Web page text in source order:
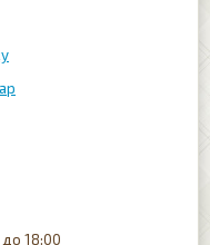
18:00